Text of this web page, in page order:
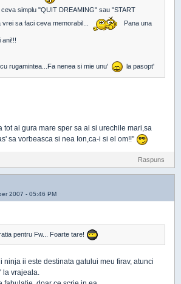
simplu "QUIT DREAMING" sau "START
sa faci ceva memorabil...
ani!!!
rugamintea...Fa nenea si mie unu' la pasopt'
tot ai gura mare sper sa ai si urechile mari,sa
sa vorbeasca si nea Ion,ca-i si el om!!"
Raspuns
2007 - 05:46 PM
pentru Fw... Foarte tare!
ninja ii este destinata gatului meu firav, atunci
la vrajeala.